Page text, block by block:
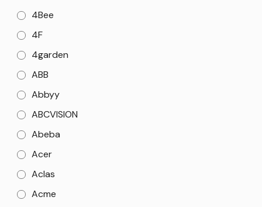
4Bee
4F
4garden
ABB
Abbyy
ABCVISION
Abeba
Acer
Aclas
Acme